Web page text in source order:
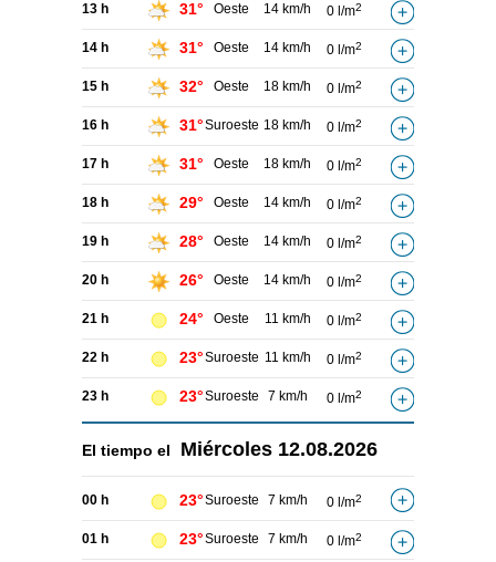
13 h 31° Oeste 14 km/h 0 l/m2
14 h 31° Oeste 14 km/h 0 l/m2
15 h 32° Oeste 18 km/h 0 l/m2
16 h 31°Suroeste 18 km/h 0 l/m2
17 h 31° Oeste 18 km/h 0 l/m2
18 h 29° Oeste 14 km/h 0 l/m2
19 h 28° Oeste 14 km/h 0 l/m2
20 h 26° Oeste 14 km/h 0 l/m2
21 h 24° Oeste 11 km/h 0 l/m2
22 h 23°Suroeste 11 km/h 0 l/m2
23 h 23°Suroeste 7 km/h 0 l/m2
El tiempo el Miércoles 12.08.2026
00 h 23°Suroeste 7 km/h 0 l/m2
01 h 23°Suroeste 7 km/h 0 l/m2